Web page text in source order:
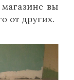
вы
от других.